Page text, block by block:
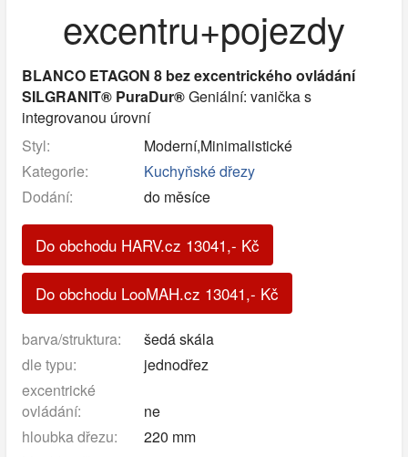
excentru+pojezdy
BLANCO ETAGON 8 bez excentrického ovládání
SILGRANIT® PuraDur®Geniální: vanička s
integrovanou úrovní
Styl:
Moderní,Minimalistické
Kategorie:
Kuchyňské dřezy
Dodání:
do měsíce
Do obchodu HARV.cz 13041,- Kč
Do obchodu LooMAH.cz 13041,- Kč
barva/struktura:
šedá skála
dle typu:
jednodřez
excentrické
ovládání:
ne
hloubka dřezu:
220 mm